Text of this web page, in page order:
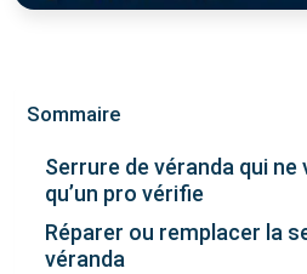
Sommaire
Serrure de véranda qui ne
qu’un pro vérifie
Réparer ou remplacer la
véranda